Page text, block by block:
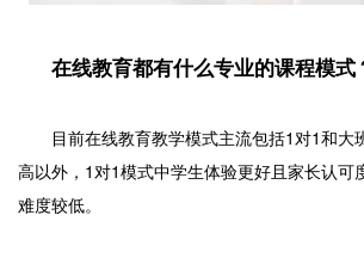
在线教育都有什么专业的课程模式
目前在线教育教学模式主流包括1对1和大
高以外，1对1模式中学生体验更好且家长认可
难度较低。